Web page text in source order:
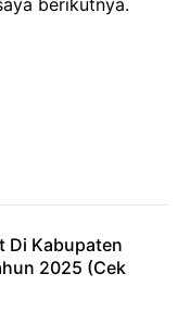
berikutnya.
Di Kabupaten
2025 (Cek